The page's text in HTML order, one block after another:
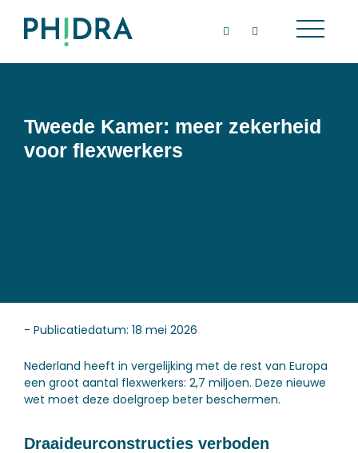
Tweede Kamer: meer zekerheid
voor flexwerkers
- Publicatiedatum: 18 mei 2026
Nederland heeft in vergelijking met de rest van Europa
een groot aantal flexwerkers: 2,7 miljoen. Deze nieuwe
wet moet deze doelgroep beter beschermen.
Draaideurconstructies verboden